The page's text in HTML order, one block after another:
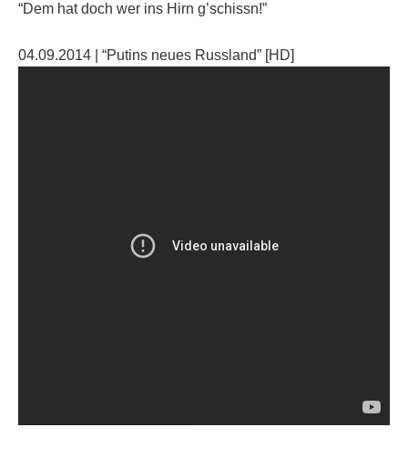
“Dem hat doch wer ins Hirn g’schissn!”
04.09.2014 | “Putins neues Russland” [HD]